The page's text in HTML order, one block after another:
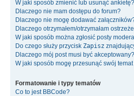
W jaki sposób zmienić lub usunąć ankietę?
Dlaczego nie mam dostępu do forum?
Dlaczego nie mogę dodawać
Dlaczego otrzymałem/otrzymałam
W jaki sposób można zgłosić posty
Do czego służy przycisk Zapisz
Dlaczego mój post musi być akceptowany?
W jaki sposób mogę przesunąć swój
Formatowanie i typy tematów
Co to jest BBCode?